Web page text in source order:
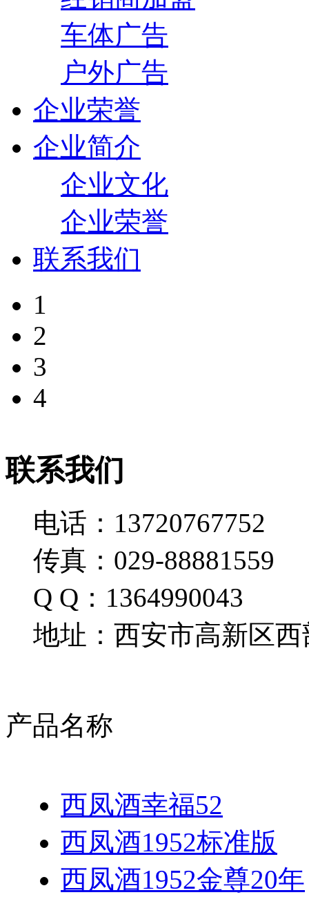
车体广告
户外广告
企业荣誉
企业简介
企业文化
企业荣誉
联系我们
1
2
3
4
联系我们
电话：13720767752
传真：029-88881559
Q Q：1364990043
地址：西安市高新区西
产品名称
西凤酒幸福52
西凤酒1952标准版
西凤酒1952金尊20年